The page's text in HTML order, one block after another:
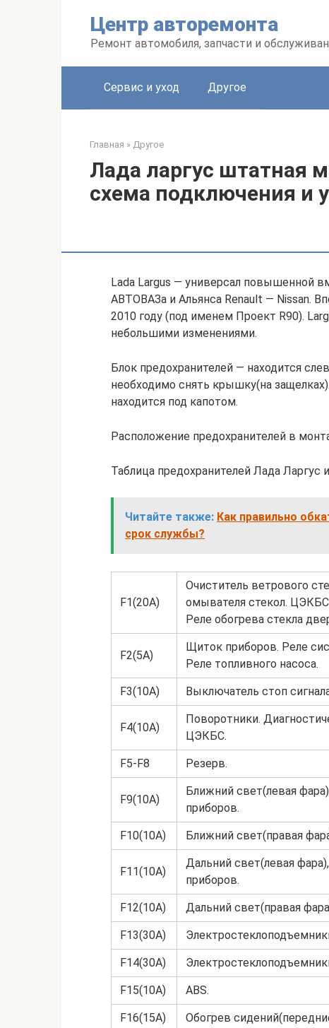
Центр авторемонта
Ремонт автомобиля, запчасти и
Сервис и уход Другое
Главная » Другое
Лада ларгус штатная
схема подключения и
Lada Largus — универсал повышенной
АВТОВАЗа и Альянса Renault — Nissan.
2010 году (под именем Проект R90).
небольшими изменениями.
Блок предохранителей — находится
необходимо снять крышку(на
находится под капотом.
Расположение предохранителей в
Таблица предохранителей Лада
Читайте также: Как правильно
срок службы?
F1(20A)
Очиститель ветрового
омывателя стекол.
Реле обогрева стекла
F2(5A)
Щиток приборов. Реле
Реле топливного насоса.
F3(10A) Выключатель стоп
F4(10A)
Поворотники.
ЦЭКБС.
F5-F8 Резерв.
F9(10A)
Ближний свет(левая
приборов.
F10(10A) Ближний свет(правая
F11(10A)
Дальний свет(левая
приборов.
F12(10A) Дальний свет(правая
F13(30A)
F14(30А)
F15(10A) ABS.
F16(15A) Обогрев